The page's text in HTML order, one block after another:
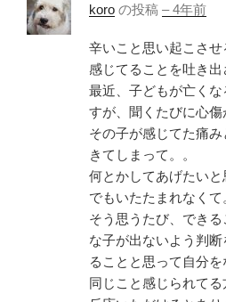
koro の投稿 –4年前
辛いこと思い起こさせ
感じてることを吐き出
最近、子どもが亡く
すが、聞くたびに心傷
その子が感じてた痛
きてしまって。。
何とかしてあげたいと
でもいたたまれなくて
そう思うたび、でき
な子が出ないよう判
ることと思って自分を
同じこと感じられて